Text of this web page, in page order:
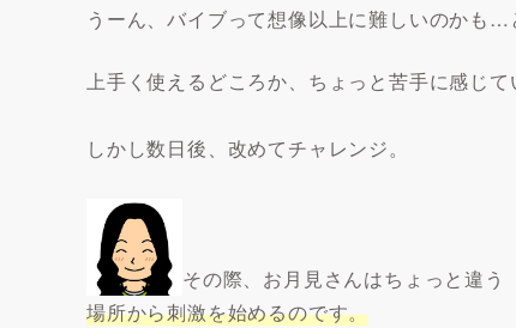
うーん、バイブって想像以上に難しいのかも…
上手く使えるどころか、ちょっと苦手に感じて
しかし数日後、改めてチャレンジ。
その際、お月見さんはちょっと違う
場所から刺激を始めるのです。